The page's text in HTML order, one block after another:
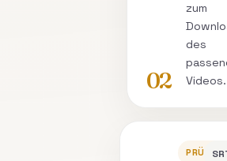
02
zum
des
Videos.
PRÜFEN